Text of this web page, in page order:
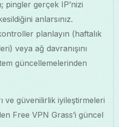
pingler gerçek IP’nizi
anlarsınız.
planlayın (haftalık
veya ağ davranışını
güncellemelerinden
ve güvenilirlik iyileştirmeleri
Free VPN Grass’i güncel